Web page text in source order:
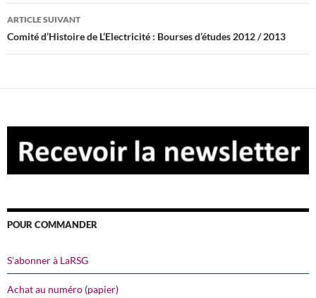
articles
ARTICLE SUIVANT
Comité d’Histoire de L’Electricité : Bourses d’études 2012 / 2013
POUR COMMANDER
S’abonner à LaRSG
Achat au numéro (papier)